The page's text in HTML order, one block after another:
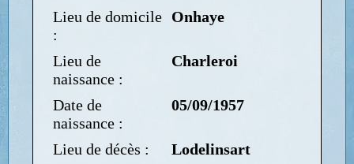
Lieu de domicile
:
Onhaye
Lieu de
naissance :
Charleroi
Date de
naissance :
05/09/1957
Lieu de décès :
Lodelinsart